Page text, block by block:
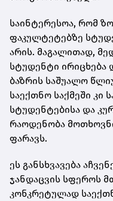
საინტერესოა, რომ
ფაკულტეტებზე
არის. მაგალითად,
სტუდენტი ირიცხება
ბაზრის საშუალო
საექთნო საქმეში კი
სტუდენტებისა და
რაოდენობა
ფარავს.
ეს განსხვავება
ჯანდაცვის სფეროს
კონკრეტულად